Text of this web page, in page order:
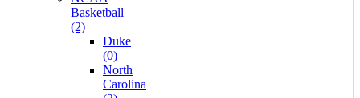
Basketball
(2)
Duke
(0)
North
Carolina